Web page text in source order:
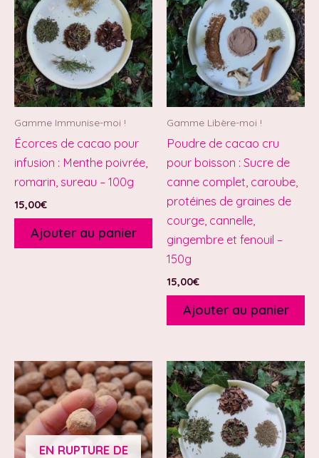
Gamme Immunise-moi !
Écorces de cacao pour
infusion : Menthe poivrée,
romarin, sureau – 100g
15,00€
Ajouter au panier
Gamme Libère-moi !
Poudre de cacao cru
pour boisson : Sucre de
canne complet, caroube,
protéines de graines de
courge, cannelle,
gingembre et fenouil –
150g
15,00€
Ajouter au panier
EN RUPTURE DE